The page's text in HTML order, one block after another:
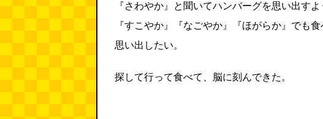
『さわやか』と聞いてハンバーグを思い出すよ
『すこやか』『なごやか』『ほがらか』でも食
思い出したい。
探して行って食べて、脳に刻んできた。